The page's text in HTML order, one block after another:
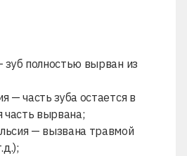
зуб полностью вырван из
— часть зуба остается в
часть вырвана;
— вызвана травмой